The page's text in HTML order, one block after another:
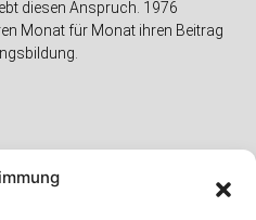
diesen Anspruch. 1976
Monat für Monat ihren Beitrag